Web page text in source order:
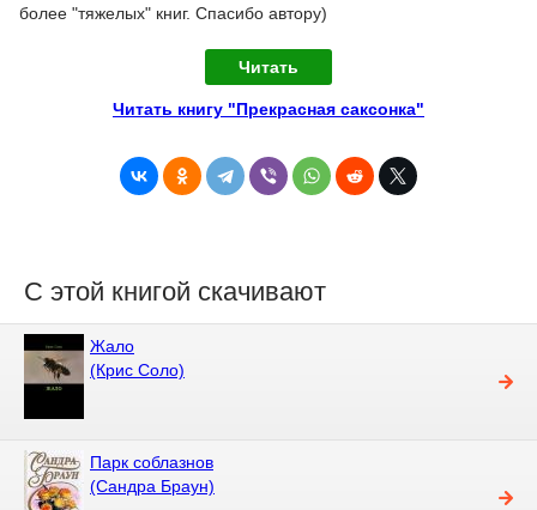
более "тяжелых" книг. Спасибо автору)
Читать
Читать книгу "Прекрасная саксонка"
С этой книгой скачивают
Жало
(Крис Соло)
Парк соблазнов
(Сандра Браун)